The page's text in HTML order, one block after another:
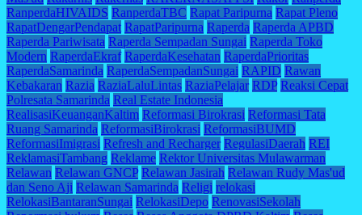
RanperdaHIVAIDS RanperdaTBC Rapat Paripurna Rapat Pleno
RapatDengarPendapat RapatParipurna Raperda Raperda APBD
Raperda Pariwisata Raperda Sempadan Sungai Raperda Toko
Modern RaperdaEkraf RaperdaKesehatan RaperdaPrioritas
RaperdaSamarinda RaperdaSempadanSungai RAPID Rawan
Kebakaran Razia RaziaLaluLintas RaziaPelajar RDP Reaksi Cepat
Polresata Samarinda Real Estate Indonesia
RealisasiKeuanganKaltim Reformasi Birokrasi Reformasi Tata
Ruang Samarinda ReformasiBirokrasi ReformasiBUMD
ReformasiImigrasi Refresh and Recharger RegulasiDaerah REI
ReklamasiTambang Reklame Rektor Universitas Mulawarman
Relawan Relawan GNCP Relawan Jasirah Relawan Rudy Mas'ud
dan Seno Aji Relawan Samarinda Religi relokasi
RelokasiBantaranSungai RelokasiDepo RenovasiSekolah